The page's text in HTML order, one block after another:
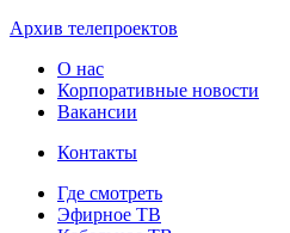
Архив телепроектов
О нас
Корпоративные новости
Вакансии
Контакты
Где смотреть
Эфирное ТВ